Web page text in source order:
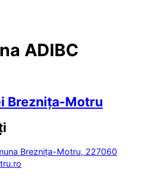
ADIBC
Breznița-Motru
Breznița-Motru, 227060